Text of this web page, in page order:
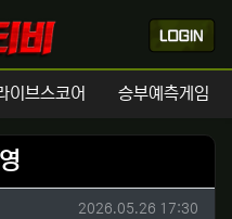
이브스코어 승부예측게임
작성일
2026.05.26 17:30